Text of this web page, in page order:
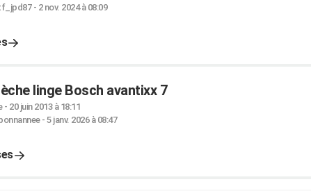
- 2 nov. 2024 à 08:09
linge Bosch avantixx 7
- 20 juin 2013 à 18:11
- 5 janv. 2026 à 08:47